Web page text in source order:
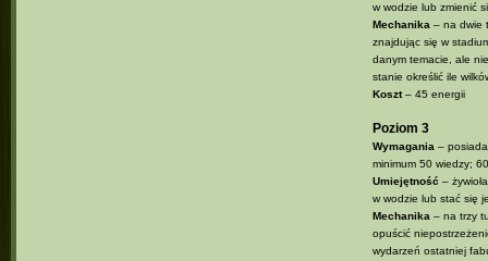
w wodzie lub zmienić
Mechanika– na dwie
znajdując się w
danym temacie, ale
stanie określić ile
Koszt– 45 energii
Poziom 3
Wymagania–
minimum 50 wiedzy;
Umiejętność –
w wodzie lub stać się
Mechanika– na trzy
opuścić
wydarzeń ostatniej